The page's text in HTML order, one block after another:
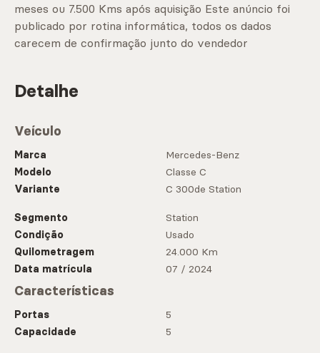
meses ou 7.500 Kms após aquisição Este anúncio foi
publicado por rotina informática, todos os dados
carecem de confirmação junto do vendedor
Detalhe
Veículo
Marca
Mercedes-Benz
Modelo
Classe C
Variante
C 300de Station
Segmento
Station
Condição
Usado
Quilometragem
24.000 Km
Data matrícula
07 / 2024
Características
Portas
5
Capacidade
5